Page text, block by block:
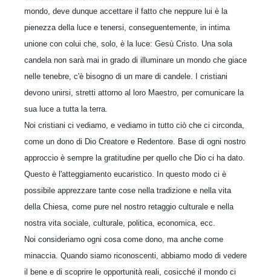
mondo, deve dunque accettare il fatto che neppure lui è la
pienezza della luce e tenersi, conseguentemente, in intima
unione con colui che, solo, è la luce: Gesù Cristo. Una sola
candela non sarà mai in grado di illuminare un mondo che giace
nelle tenebre, c'è bisogno di un mare di candele. I cristiani
devono unirsi, stretti attorno al loro Maestro, per comunicare la
sua luce a tutta la terra.
Noi cristiani ci vediamo, e vediamo in tutto ciò che ci circonda,
come un dono di Dio Creatore e Redentore. Base di ogni nostro
approccio è sempre la gratitudine per quello che Dio ci ha dato.
Questo è l'atteggiamento eucaristico. In questo modo ci è
possibile apprezzare tante cose nella tradizione e nella vita
della Chiesa, come pure nel nostro retaggio culturale e nella
nostra vita sociale, culturale, politica, economica, ecc.
Noi consideriamo ogni cosa come dono, ma anche come
minaccia. Quando siamo riconoscenti, abbiamo modo di vedere
il bene e di scoprire le opportunità reali, cosicché il mondo ci